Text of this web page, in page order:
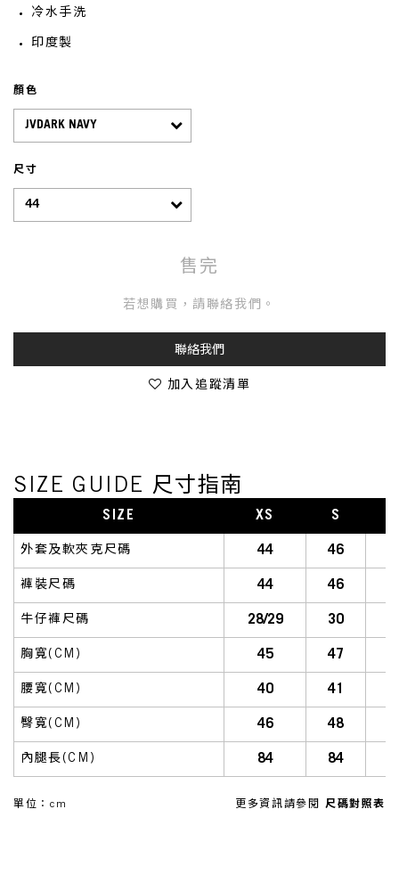
冷水手洗
印度製
顏色
尺寸
售完
若想購買，請聯絡我們。
聯絡我們
加入追蹤清單
SIZE GUIDE 尺寸指南
SIZE XS S
外套及軟夾克尺碼 44 46
褲裝尺碼 44 46
牛仔褲尺碼 28/29 30
胸寬(CM) 45 47
腰寬(CM) 40 41
臀寬(CM) 46 48
內腿長(CM) 84 84
單位：cm 更多資訊請參閱 尺碼對照表